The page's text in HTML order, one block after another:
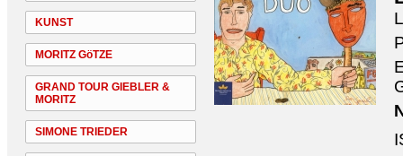
KUNST
MORITZ GöTZE
GRAND TOUR GIEBLER &
MORITZ
SIMONE TRIEDER